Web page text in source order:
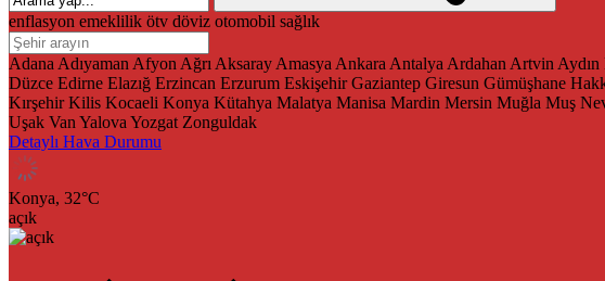
enflasyon emeklilik ötv döviz otomobil sağlık
Adana Adıyaman Afyon Ağrı Aksaray Amasya Ankara Antalya Ardahan Artvin Aydın
Düzce Edirne Elazığ Erzincan Erzurum Eskişehir Gaziantep Giresun Gümüşhane
Kırşehir Kilis Kocaeli Konya Kütahya Malatya Manisa Mardin Mersin Muğla Muş
Uşak Van Yalova Yozgat Zonguldak
Detaylı Hava Durumu
Konya, 32°C
açık